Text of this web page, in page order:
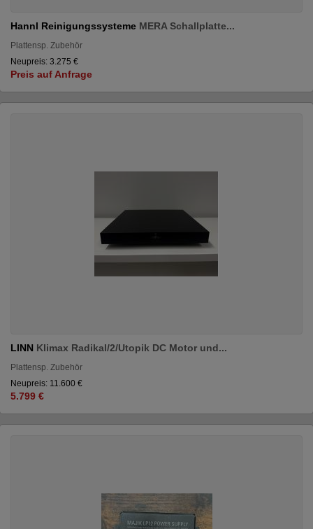
Hannl Reinigungssysteme MERA Schallplatte...
Plattensp. Zubehör
Neupreis: 3.275 €
Preis auf Anfrage
LINN Klimax Radikal/2/Utopik DC Motor und...
Plattensp. Zubehör
Neupreis: 11.600 €
5.799 €